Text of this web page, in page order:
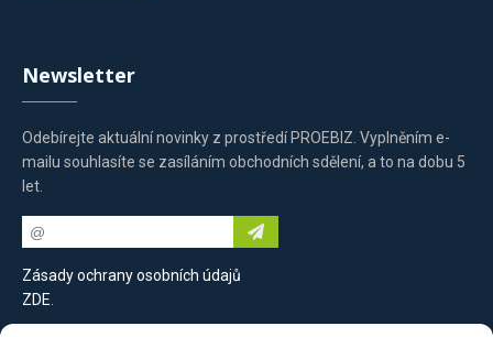
Newsletter
Odebírejte aktuální novinky z prostředí PROEBIZ. Vyplněním e-
mailu souhlasíte se zasíláním obchodních sdělení, a to na dobu 5
let.
Zásady ochrany osobních údajů
ZDE